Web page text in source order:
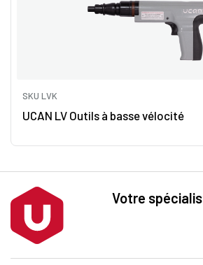
SKU LVK
UCAN LV Outils à basse vélocité
Votre